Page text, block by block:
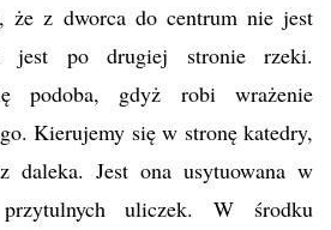
że z dworca do centrum nie jest
jest po drugiej stronie rzeki.
podoba, gdyż robi wrażenie
Kierujemy się w stronę katedry,
daleka. Jest ona usytuowana w
uliczek. W środku